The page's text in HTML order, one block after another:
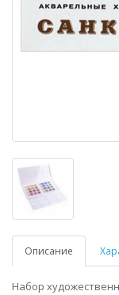
Описание
Набор